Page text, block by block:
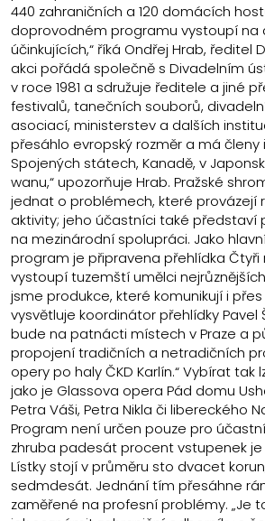
440 zahraničních a 120 domácích
doprovodném programu vystoupí na
účinkujících,“ říká Ondřej Hrab, ředitel
akci pořádá společně s Divadelním
v roce 1981 a sdružuje ředitele a jiné
festivalů, tanečních souborů,
asociací, ministerstev a dalších
přesáhlo evropský rozměr a má členy
Spojených státech, Kanadě, v
wanu,“ upozorňuje Hrab. Pražské
jednat o problémech, které provázejí
aktivity; jeho účastníci také představí
na mezinárodní spolupráci. Jako
program je připravena přehlídka Čtyři
vystoupí tuzemští umělci
jsme produkce, které komunikují i přes
vysvětluje koordinátor přehlídky Pavel
bude na patnácti místech v Praze a
propojení tradičních a netradičních
opery po haly ČKD Karlín.“ Vybírat tak
jako je Glassova opera Pád domu
Petra Váši, Petra Nikla či libereckého
Program není určen pouze pro
zhruba padesát procent vstupenek
Lístky stojí v průměru sto dvacet
sedmdesát. Jednání tím přesáhne
zaměřené na profesní problémy. „Je